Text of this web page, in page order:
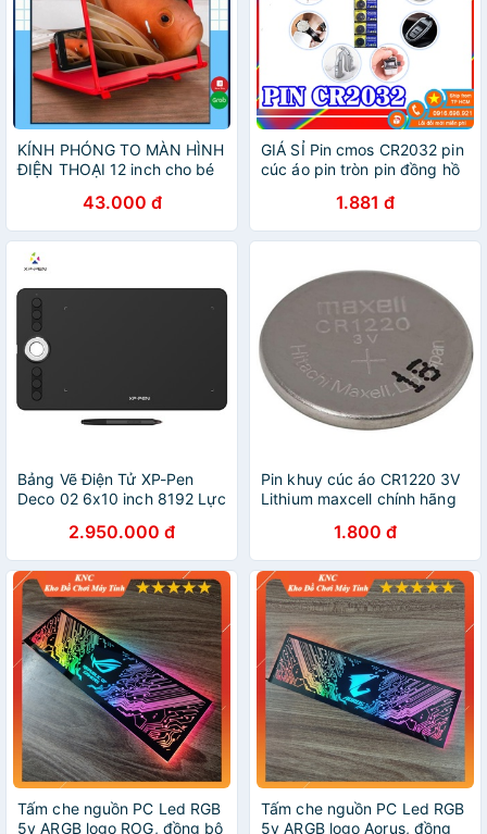
KÍNH PHÓNG TO MÀN HÌNH
ĐIỆN THOẠI 12 inch cho bé
43.000 đ
GIÁ SỈ Pin cmos CR2032 pin
cúc áo pin tròn pin đồng hồ
1.881 đ
Bảng Vẽ Điện Tử XP-Pen
Deco 02 6x10 inch 8192 Lực
(Tặng Găng Tay Họa Sĩ)
2.950.000 đ
Pin khuy cúc áo CR1220 3V
Lithium maxcell chính hãng
1.800 đ
Tấm che nguồn PC Led RGB
5v ARGB logo ROG, đồng bộ
Tấm che nguồn PC Led RGB
5v ARGB logo Aorus, đồng